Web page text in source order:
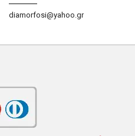
diamorfosi@yahoo.gr